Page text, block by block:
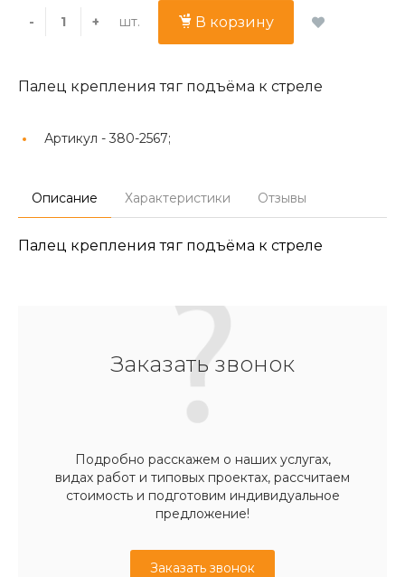
- + шт. В корзину
Палец крепления тяг подъёма к стреле
Артикул - 380-2567;
Описание Характеристики Отзывы
Палец крепления тяг подъёма к стреле
Заказать звонок
Подробно расскажем о наших услугах,
видах работ и типовых проектах, рассчитаем
стоимость и подготовим индивидуальное
предложение!
Заказать звонок